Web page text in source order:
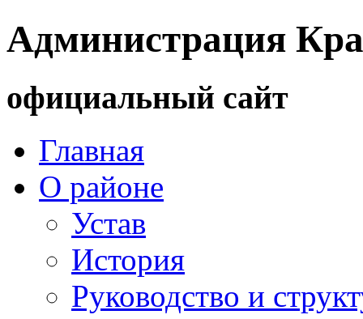
Администрация
официальный сайт
Главная
О районе
Устав
История
Руководство и